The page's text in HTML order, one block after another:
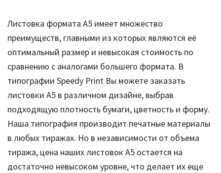
Листовка формата А5 имеет множество
преимуществ, главными из которых являются её
оптимальный размер и невысокая стоимость по
сравнению с аналогами большего формата. В
типографии Speedy Print Вы можете заказать
листовки А5 в различном дизайне, выбрав
подходящую плотность бумаги, цветность и форму.
Наша типография производит печатные материалы
в любых тиражах. Но в независимости от объема
тиража, цена наших листовок А5 остается на
достаточно невысоком уровне, что делает их еще